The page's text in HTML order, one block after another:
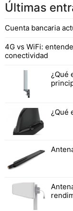
Últimas
Cuenta bancaria
4G vs WiFi:
conectividad
¿Qué
¿Qué